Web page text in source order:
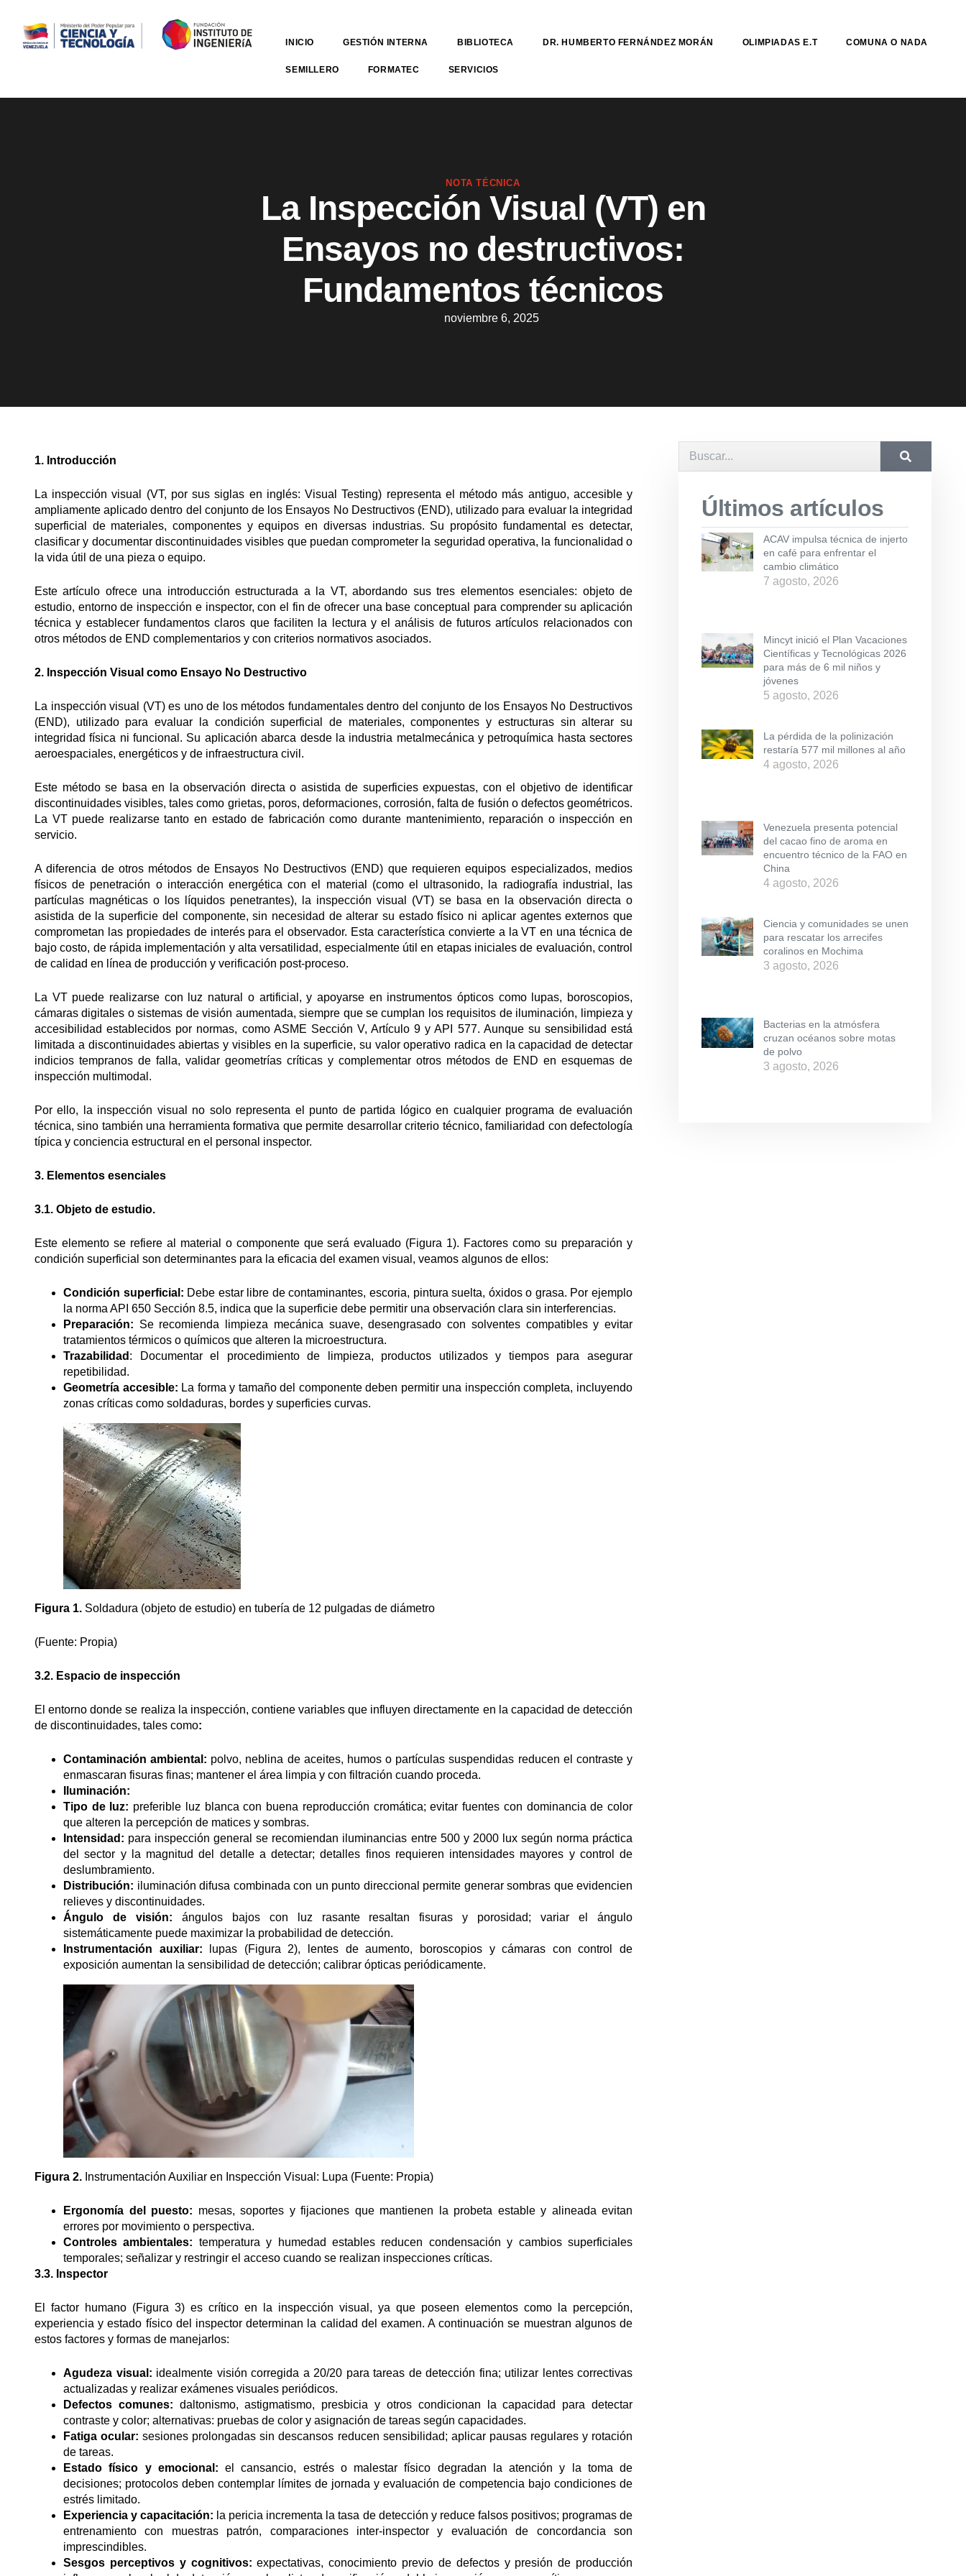
INICIO GESTIÓN INTERNA BIBLIOTECA DR. HUMBERTO FERNÁNDEZ MORÁN OLIMPIADAS E.T COMUNA O NADA
SEMILLERO FORMATEC SERVICIOS
NOTA TÉCNICA
La Inspección Visual (VT) en
Ensayos no destructivos:
Fundamentos técnicos
noviembre 6, 2025
1. Introducción
La inspección visual (VT, por sus siglas en inglés: Visual Testing) representa el método más antiguo, accesible y
ampliamente aplicado dentro del conjunto de los Ensayos No Destructivos (END), utilizado para evaluar la integridad
superficial de materiales, componentes y equipos en diversas industrias. Su propósito fundamental es detectar,
clasificar y documentar discontinuidades visibles que puedan comprometer la seguridad operativa, la funcionalidad o
la vida útil de una pieza o equipo.
Este artículo ofrece una introducción estructurada a la VT, abordando sus tres elementos esenciales: objeto de
estudio, entorno de inspección e inspector, con el fin de ofrecer una base conceptual para comprender su aplicación
técnica y establecer fundamentos claros que faciliten la lectura y el análisis de futuros artículos relacionados con
otros métodos de END complementarios y con criterios normativos asociados.
2. Inspección Visual como Ensayo No Destructivo
La inspección visual (VT) es uno de los métodos fundamentales dentro del conjunto de los Ensayos No Destructivos
(END), utilizado para evaluar la condición superficial de materiales, componentes y estructuras sin alterar su
integridad física ni funcional. Su aplicación abarca desde la industria metalmecánica y petroquímica hasta sectores
aeroespaciales, energéticos y de infraestructura civil.
Este método se basa en la observación directa o asistida de superficies expuestas, con el objetivo de identificar
discontinuidades visibles, tales como grietas, poros, deformaciones, corrosión, falta de fusión o defectos geométricos.
La VT puede realizarse tanto en estado de fabricación como durante mantenimiento, reparación o inspección en
servicio.
A diferencia de otros métodos de Ensayos No Destructivos (END) que requieren equipos especializados, medios
físicos de penetración o interacción energética con el material (como el ultrasonido, la radiografía industrial, las
partículas magnéticas o los líquidos penetrantes), la inspección visual (VT) se basa en la observación directa o
asistida de la superficie del componente, sin necesidad de alterar su estado físico ni aplicar agentes externos que
comprometan las propiedades de interés para el observador. Esta característica convierte a la VT en una técnica de
bajo costo, de rápida implementación y alta versatilidad, especialmente útil en etapas iniciales de evaluación, control
de calidad en línea de producción y verificación post-proceso.
La VT puede realizarse con luz natural o artificial, y apoyarse en instrumentos ópticos como lupas, boroscopios,
cámaras digitales o sistemas de visión aumentada, siempre que se cumplan los requisitos de iluminación, limpieza y
accesibilidad establecidos por normas, como ASME Sección V, Artículo 9 y API 577. Aunque su sensibilidad está
limitada a discontinuidades abiertas y visibles en la superficie, su valor operativo radica en la capacidad de detectar
indicios tempranos de falla, validar geometrías críticas y complementar otros métodos de END en esquemas de
inspección multimodal.
Por ello, la inspección visual no solo representa el punto de partida lógico en cualquier programa de evaluación
técnica, sino también una herramienta formativa que permite desarrollar criterio técnico, familiaridad con defectología
típica y conciencia estructural en el personal inspector.
3. Elementos esenciales
3.1. Objeto de estudio.
Este elemento se refiere al material o componente que será evaluado (Figura 1). Factores como su preparación y
condición superficial son determinantes para la eficacia del examen visual, veamos algunos de ellos:
Condición superficial: Debe estar libre de contaminantes, escoria, pintura suelta, óxidos o grasa. Por ejemplo
la norma API 650 Sección 8.5, indica que la superficie debe permitir una observación clara sin interferencias.
Preparación: Se recomienda limpieza mecánica suave, desengrasado con solventes compatibles y evitar
tratamientos térmicos o químicos que alteren la microestructura.
Trazabilidad : Documentar el procedimiento de limpieza, productos utilizados y tiempos para asegurar
repetibilidad.
Geometría accesible: La forma y tamaño del componente deben permitir una inspección completa, incluyendo
zonas críticas como soldaduras, bordes y superficies curvas.
Figura 1. Soldadura (objeto de estudio) en tubería de 12 pulgadas de diámetro
(Fuente: Propia)
3.2. Espacio de inspección
El entorno donde se realiza la inspección, contiene variables que influyen directamente en la capacidad de detección
de discontinuidades, tales como:
Contaminación ambiental: polvo, neblina de aceites, humos o partículas suspendidas reducen el contraste y
enmascaran fisuras finas; mantener el área limpia y con filtración cuando proceda.
Iluminación:
Tipo de luz: preferible luz blanca con buena reproducción cromática; evitar fuentes con dominancia de color
que alteren la percepción de matices y sombras.
Intensidad: para inspección general se recomiendan iluminancias entre 500 y 2000 lux según norma práctica
del sector y la magnitud del detalle a detectar; detalles finos requieren intensidades mayores y control de
deslumbramiento.
Distribución: iluminación difusa combinada con un punto direccional permite generar sombras que evidencien
relieves y discontinuidades.
Ángulo de visión: ángulos bajos con luz rasante resaltan fisuras y porosidad; variar el ángulo
sistemáticamente puede maximizar la probabilidad de detección.
Instrumentación auxiliar: lupas (Figura 2), lentes de aumento, boroscopios y cámaras con control de
exposición aumentan la sensibilidad de detección; calibrar ópticas periódicamente.
Figura 2. Instrumentación Auxiliar en Inspección Visual: Lupa (Fuente: Propia)
Ergonomía del puesto: mesas, soportes y fijaciones que mantienen la probeta estable y alineada evitan
errores por movimiento o perspectiva.
Controles ambientales: temperatura y humedad estables reducen condensación y cambios superficiales
temporales; señalizar y restringir el acceso cuando se realizan inspecciones críticas.
3.3. Inspector
El factor humano (Figura 3) es crítico en la inspección visual, ya que poseen elementos como la percepción,
experiencia y estado físico del inspector determinan la calidad del examen. A continuación se muestran algunos de
estos factores y formas de manejarlos:
Agudeza visual: idealmente visión corregida a 20/20 para tareas de detección fina; utilizar lentes correctivas
actualizadas y realizar exámenes visuales periódicos.
Defectos comunes: daltonismo, astigmatismo, presbicia y otros condicionan la capacidad para detectar
contraste y color; alternativas: pruebas de color y asignación de tareas según capacidades.
Fatiga ocular: sesiones prolongadas sin descansos reducen sensibilidad; aplicar pausas regulares y rotación
de tareas.
Estado físico y emocional: el cansancio, estrés o malestar físico degradan la atención y la toma de
decisiones; protocolos deben contemplar límites de jornada y evaluación de competencia bajo condiciones de
estrés limitado.
Experiencia y capacitación: la pericia incrementa la tasa de detección y reduce falsos positivos; programas de
entrenamiento con muestras patrón, comparaciones inter-inspector y evaluación de concordancia son
imprescindibles.
Sesgos perceptivos y cognitivos: expectativas, conocimiento previo de defectos y presión de producción
Últimos artículos
ACAV impulsa técnica de injerto
en café para enfrentar el
cambio climático
7 agosto, 2026
Mincyt inició el Plan Vacaciones
Científicas y Tecnológicas 2026
para más de 6 mil niños y
jóvenes
5 agosto, 2026
La pérdida de la polinización
restaría 577 mil millones al año
4 agosto, 2026
Venezuela presenta potencial
del cacao fino de aroma en
encuentro técnico de la FAO en
China
4 agosto, 2026
Ciencia y comunidades se unen
para rescatar los arrecifes
coralinos en Mochima
3 agosto, 2026
Bacterias en la atmósfera
cruzan océanos sobre motas
de polvo
3 agosto, 2026